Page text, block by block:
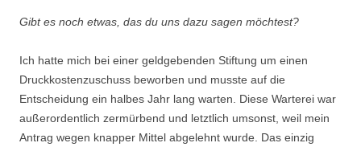
Gibt es noch etwas, das du uns dazu sagen möchtest?
Ich hatte mich bei einer geldgebenden Stiftung um einen
Druckkostenzuschuss beworben und musste auf die
Entscheidung ein halbes Jahr lang warten. Diese Warterei war
außerordentlich zermürbend und letztlich umsonst, weil mein
Antrag wegen knapper Mittel abgelehnt wurde. Das einzig